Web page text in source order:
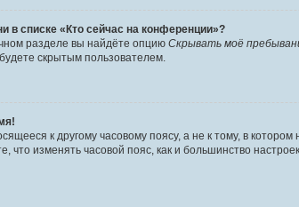
в списке «Кто сейчас на конференции»?
разделе вы найдёте опцию Скрывать моё
скрытым пользователем.
к другому часовому поясу, а не к тому, в
что изменять часовой пояс, как и большинство